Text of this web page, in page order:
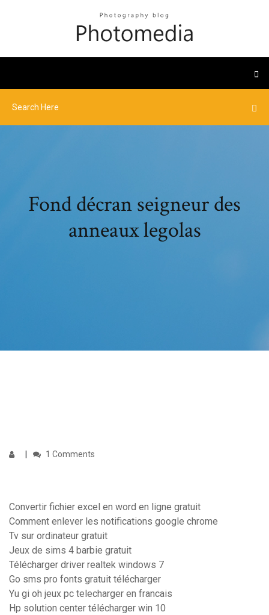
Fond décran seigneur des
anneaux legolas
1 Comments
Convertir fichier excel en word en ligne gratuit
Comment enlever les notifications google chrome
Tv sur ordinateur gratuit
Jeux de sims 4 barbie gratuit
Télécharger driver realtek windows 7
Go sms pro fonts gratuit télécharger
Yu gi oh jeux pc telecharger en francais
Hp solution center télécharger win 10